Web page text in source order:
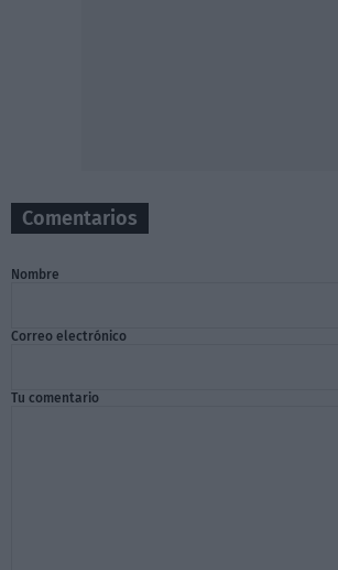
Comentarios
Nombre
Correo electrónico
Tu comentario